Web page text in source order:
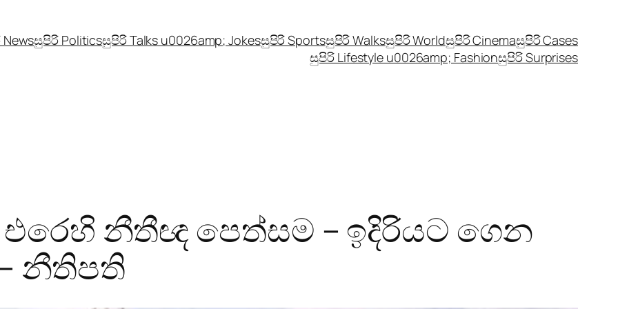
සුපිරි Politicsසුපිරි Talks u0026amp; Jokesසුපිරි Sportsසුපිරි Walksසුපිරි Worldසුපිරි Cinemaසුපිරි Cases
සුපිරි Lifestyle u0026amp; Fashionසුපිරි Surprises
නීතීඥ පෙත්සම – ඉදිරියට ගෙන
නීතිපති